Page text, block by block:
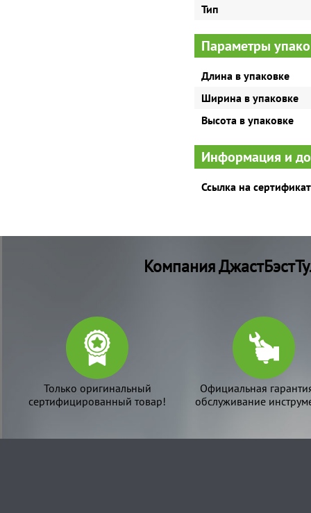
Тип
Параметры
Длина в упаковке
Ширина в упаковке
Высота в упаковке
Информация и
Ссылка на сертификат
Компания
Только оригинальный
сертифицированный товар!
Официальная
обслуживание